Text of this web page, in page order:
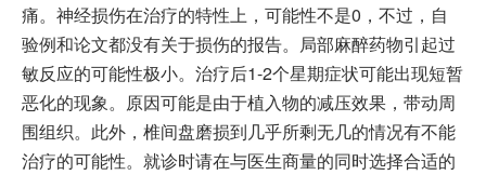
痛。神经损伤在治疗的特性上，可能性不是0，不过，自
验例和论文都没有关于损伤的报告。局部麻醉药物引起过
敏反应的可能性极小。治疗后1-2个星期症状可能出现短暂
恶化的现象。原因可能是由于植入物的减压效果，带动周
围组织。此外，椎间盘磨损到几乎所剩无几的情况有不能
治疗的可能性。就诊时请在与医生商量的同时选择合适的